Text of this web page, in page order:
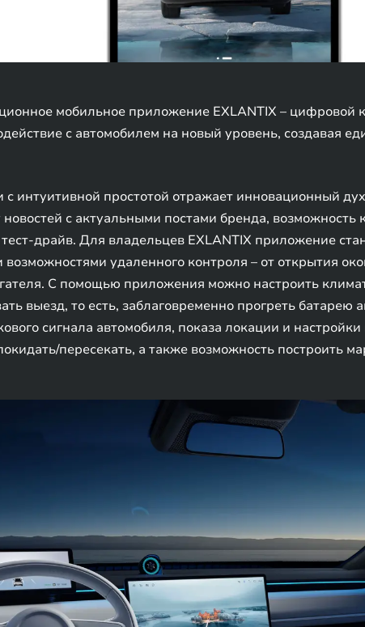
мобильное приложение EXLANTIX – цифровой
с автомобилем на новый уровень, создавая
с интуитивной простотой отражает инновационный
с актуальными постами бренда, возможность
тест-драйв. Для владельцев EXLANTIX приложение
удаленного контроля – от открытия
С помощью приложения можно настроить
выезд, то есть, заблаговременно прогреть
сигнала автомобиля, показа локации и
пересекать, а также возможность построить